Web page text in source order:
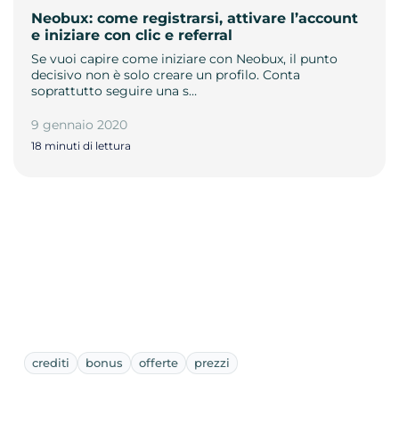
Neobux: come registrarsi, attivare l’account
e iniziare con clic e referral
Se vuoi capire come iniziare con Neobux, il punto
decisivo non è solo creare un profilo. Conta
soprattutto seguire una s…
9 gennaio 2020
18 minuti di lettura
crediti bonus offerte prezzi